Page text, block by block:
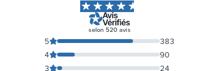
selon 520 avis
3 24
4 90
5 383